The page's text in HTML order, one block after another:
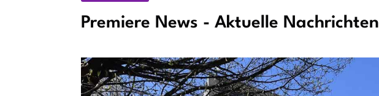
Premiere News - Aktuelle Nachrichten